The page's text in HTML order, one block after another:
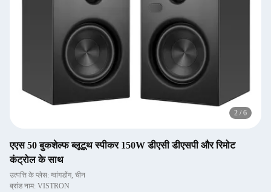
2 / 6
एएस 50 बुकशेल्फ ब्लूटूथ स्पीकर 150W डीएसी डीएसपी और रिमोट
कंट्रोल के साथ
उत्पत्ति के प्लेस: ग्वांगडोंग, चीन
ब्रांड नाम: VISTRON